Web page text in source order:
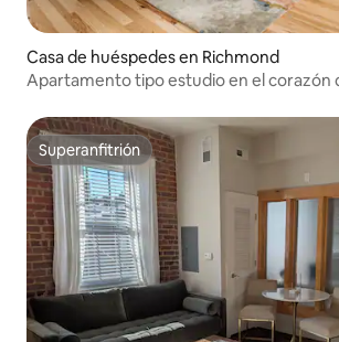
Casa de huéspedes en Richmond
Apartamento tipo estudio en el corazón
Superanfitrión
Superanfitrión